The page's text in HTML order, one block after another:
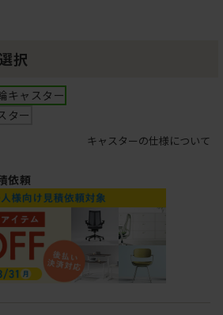
択
キャスター
ター
キャスターの仕様について
依頼